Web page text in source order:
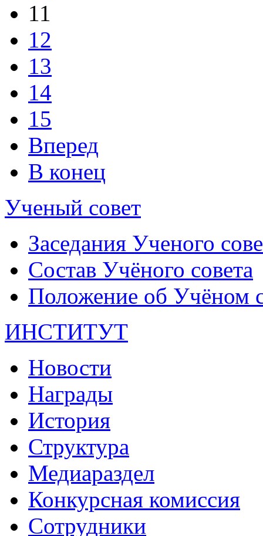
11
12
13
14
15
Вперед
В конец
Ученый совет
Заседания Ученого
Состав Учёного совета
Положение об Учёном
ИНСТИТУТ
Новости
Награды
История
Структура
Медиараздел
Конкурсная комиссия
Сотрудники